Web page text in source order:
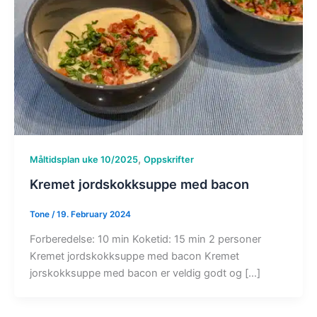
Måltidsplan uke 10/2025, Oppskrifter
Kremet jordskokksuppe med bacon
Tone /19. February 2024
Forberedelse: 10 min Koketid: 15 min 2 personer
Kremet jordskokksuppe med bacon Kremet
jorskokksuppe med bacon er veldig godt og […]